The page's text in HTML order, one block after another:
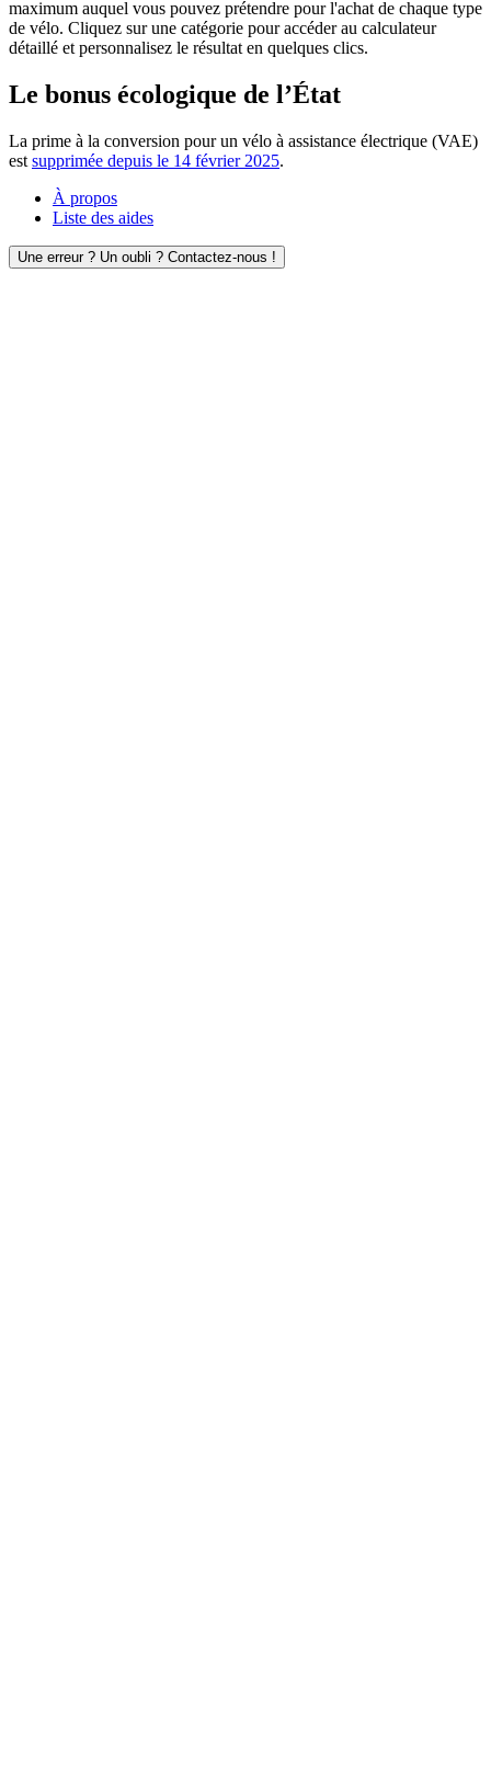
maximum auquel vous pouvez prétendre pour l'achat de chaque type
de vélo. Cliquez sur une catégorie pour accéder au calculateur
détaillé et personnalisez le résultat en quelques clics.
Le bonus écologique de l’État
La prime à la conversion pour un vélo à assistance électrique (VAE)
est supprimée depuis le 14 février 2025.
À propos
Liste des aides
Une erreur ? Un oubli ? Contactez-nous !